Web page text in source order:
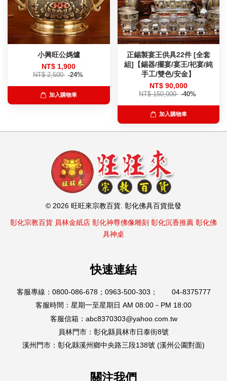
小興旺公媽爐
NT$ 1,900
NT$ 2,500 -24%
加入購物車
正錫製宴王供具22件 [全套
組]【錫器/擺宴/宴王/祀宴/純
手工/雙色/安金】
NT$ 90,000
NT$ 150,000 -40%
加入購物車
© 2026 旺旺來宗教百貨. 彰化佛具百貨批發
彰化宗教百貨 員林金紙店 彰化神尊佛像雕刻 彰化沉香推薦 彰化佛
具神桌
快速連結
客服專線：0800-086-678；0963-500-303； 04-8375777
客服時間：星期一至星期日 AM 08:00－PM 18:00
客服信箱：abc8370303@yahoo.com.tw
員林門市：彰化縣員林市日泰街8號
溪州門市：彰化縣溪州鄉中央路三段138號 (溪州公園對面)
關注我們